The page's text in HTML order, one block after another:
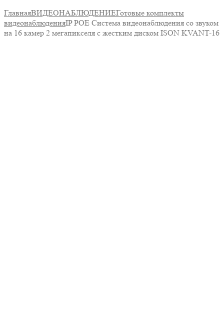
ГлавнаяВИДЕОНАБЛЮДЕНИЕГотовые комплекты
видеонаблюденияIP POE Система видеонаблюдения со звуком
на 16 камер 2 мегапикселя с жестким диском ISON KVANT-16